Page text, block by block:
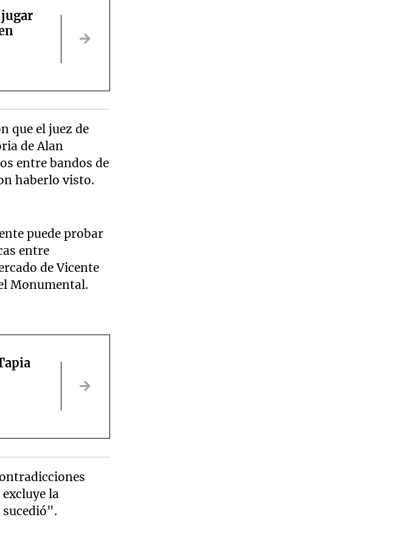
que el juez de
de Alan
entre bandos de
haberlo visto.
puede probar
entre
de Vicente
Monumental.
la